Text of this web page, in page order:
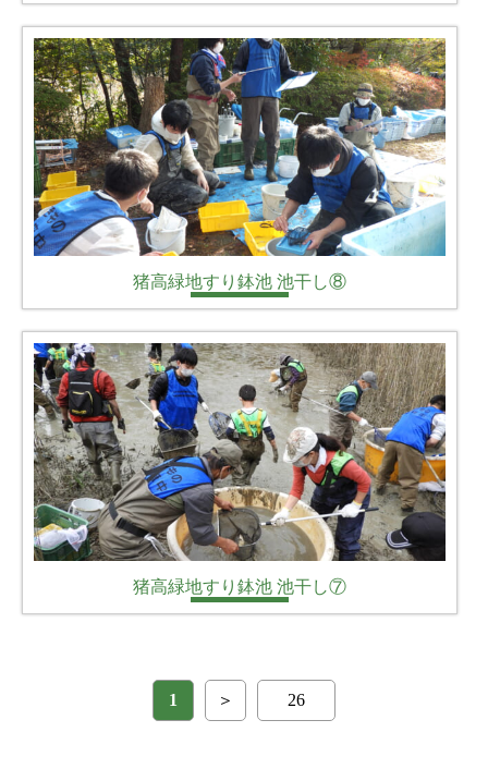
猪高緑地すり鉢池 池干し⑧
猪高緑地すり鉢池 池干し⑦
1 ＞ 26